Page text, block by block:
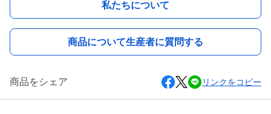
私たちについて
商品について生産者に質問する
商品をシェア リンクをコピー